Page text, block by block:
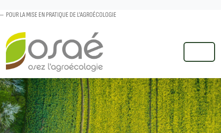
POUR LA MISE EN PRATIQUE DE L'AGROÉCOLOGIE
MENU